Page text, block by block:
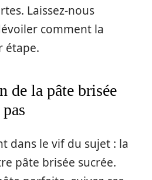
Laissez-nous
comment la
étape.
de la pâte brisée
dans le vif du sujet : la
pâte brisée sucrée.